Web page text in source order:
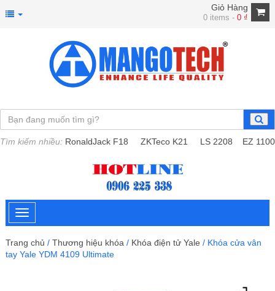
Giỏ Hàng
0 items -0 ₫
Tìm kiếm nhiều: RonaldJack F18 ZKTeco K21 LS 2208 EZ 1100
Trang chủ / Thương hiệu khóa / Khóa điện tử Yale / Khóa cửa vân
tay Yale YDM 4109 Ultimate